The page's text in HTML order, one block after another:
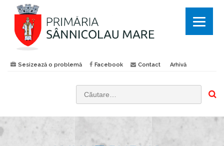
Sesizează o problemă Facebook Contact Arhivă